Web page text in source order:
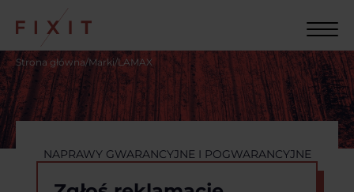
Strona główna/Marki/LAMAX
NAPRAWY GWARANCYJNE I POGWARANCYJNE